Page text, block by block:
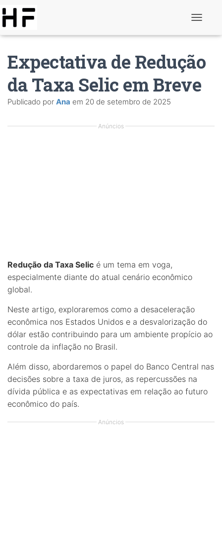
r
n
r
d
v
Expectativa de Redução
da Taxa Selic em Breve
Publicado por Ana em 20 de setembro de 2025
Anúncios
Redução da Taxa Selic é um tema em voga,
especialmente diante do atual cenário econômico
global.
Neste artigo, exploraremos como a desaceleração
econômica nos Estados Unidos e a desvalorização do
dólar estão contribuindo para um ambiente propício ao
controle da inflação no Brasil.
Além disso, abordaremos o papel do Banco Central nas
decisões sobre a taxa de juros, as repercussões na
dívida pública e as expectativas em relação ao futuro
econômico do país.
Anúncios